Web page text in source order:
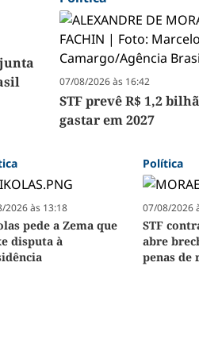
07/08/2026 às 16:42
STF prevê R$ 1,2
gastar em 2027
2026 às 13:18
pede a Zema que
disputa à
Política
07/08/2026
STF
abre
penas de